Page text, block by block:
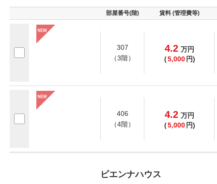
部屋番号(階) 賃料 (管理費等)
307
（3階）
4.2 万円
(5,000 円)
406
（4階）
4.2 万円
(5,000 円)
ビエンナハウス